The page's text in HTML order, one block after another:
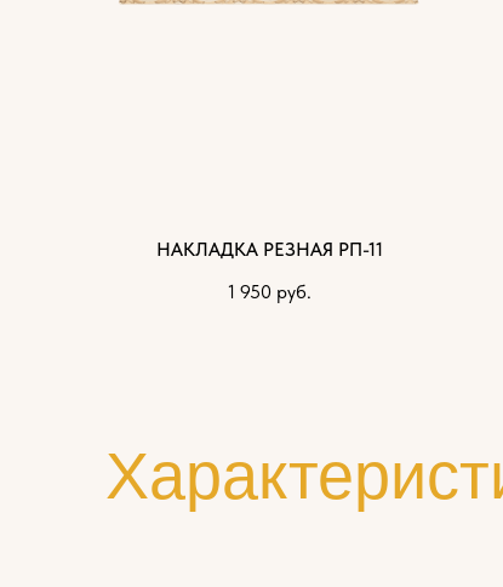
НАКЛАДКА РЕЗНАЯ РП-11
1 950 руб.